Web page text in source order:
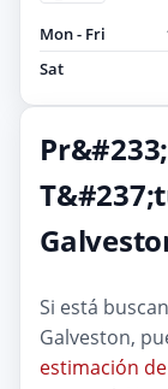
Mon - Fri
Sat
Si está
Galveston,
estimación